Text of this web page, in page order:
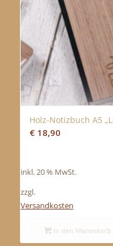
Holz-Notizbuch A5
€18,90
inkl. 20 % MwSt.
zzgl.
Versandkosten
In den Warenkorb